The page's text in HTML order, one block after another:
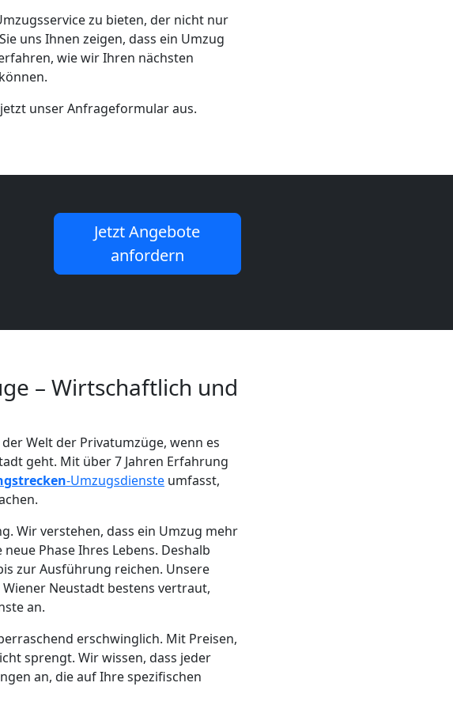
zu bieten, der nicht nur
uns Ihnen zeigen, dass ein Umzug
wie wir Ihren nächsten
unser Anfrageformular aus.
Jetzt Angebote
anfordern
– Wirtschaftlich und
Welt der Privatumzüge, wenn es
geht. Mit über 7 Jahren Erfahrung
-Umzugsdienste umfasst,
Wir verstehen, dass ein Umzug mehr
Phase Ihres Lebens. Deshalb
zur Ausführung reichen. Unsere
Neustadt bestens vertraut,
an.
erschwinglich. Mit Preisen,
sprengt. Wir wissen, dass jeder
an, die auf Ihre spezifischen